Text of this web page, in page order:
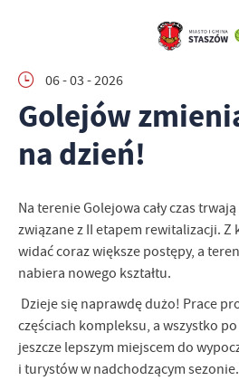
06 - 03 - 2026
Golejów
na dzień!
Na terenie Golejowa cały czas
związane z II etapem rewitalizacji.
widać coraz większe postępy, a
nabiera nowego kształtu.
Dzieje się naprawdę dużo! Prace
częściach kompleksu, a wszystko
jeszcze lepszym miejscem do
i turystów w nadchodzącym sezonie.